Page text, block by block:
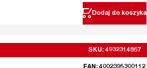
Dodaj do koszyka
SKU: 4932314867